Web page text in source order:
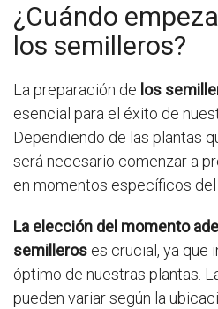
¿Cuándo
los semilleros?
La preparación de los
esencial para el éxito de
Dependiendo de las plantas
será necesario comenzar a
en momentos específicos del
La elección del momento
semilleros es crucial, ya que
óptimo de nuestras plantas.
pueden variar según la